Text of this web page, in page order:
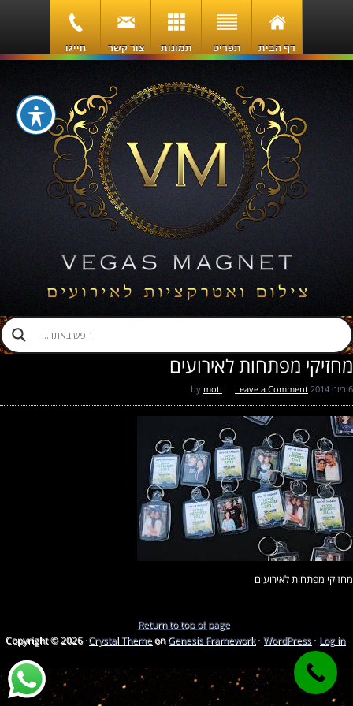
דף הבית תפריט תמונות צור קשר חייגו
מחזיקי מפתחות לאירועים
6 ביוני 2014 moti Leave a Comment
מחזיקי מפתחות לאירועים
Return to top of page
Copyright © 2026 ·Crystal ThemeonGenesis Framework·WordPress· Log in